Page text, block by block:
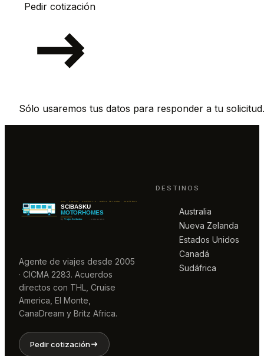
Pedir cotización
Sólo usaremos tus datos para responder a tu solicitud.
Agente de viajes desde 2005
· CICMA 2283. Acuerdos
directos con THL, Cruise
America, El Monte,
CanaDream y Britz Africa.
Pedir cotización
DESTINOS
Australia
Nueva Zelanda
Estados Unidos
Canadá
Sudáfrica